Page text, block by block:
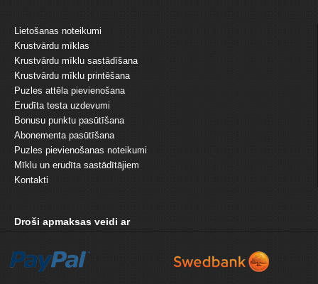
Lietošanas noteikumi
Krustvārdu mīklas
Krustvārdu mīklu sastādīšana
Krustvārdu mīklu printēšana
Puzles attēla pievienošana
Erudīta testa uzdevumi
Bonusu punktu pasūtīšana
Abonementa pasūtīšana
Puzles pievienošanas noteikumi
Mīklu un erudīta sastādītājiem
Kontakti
Droši apmaksas veidi ar